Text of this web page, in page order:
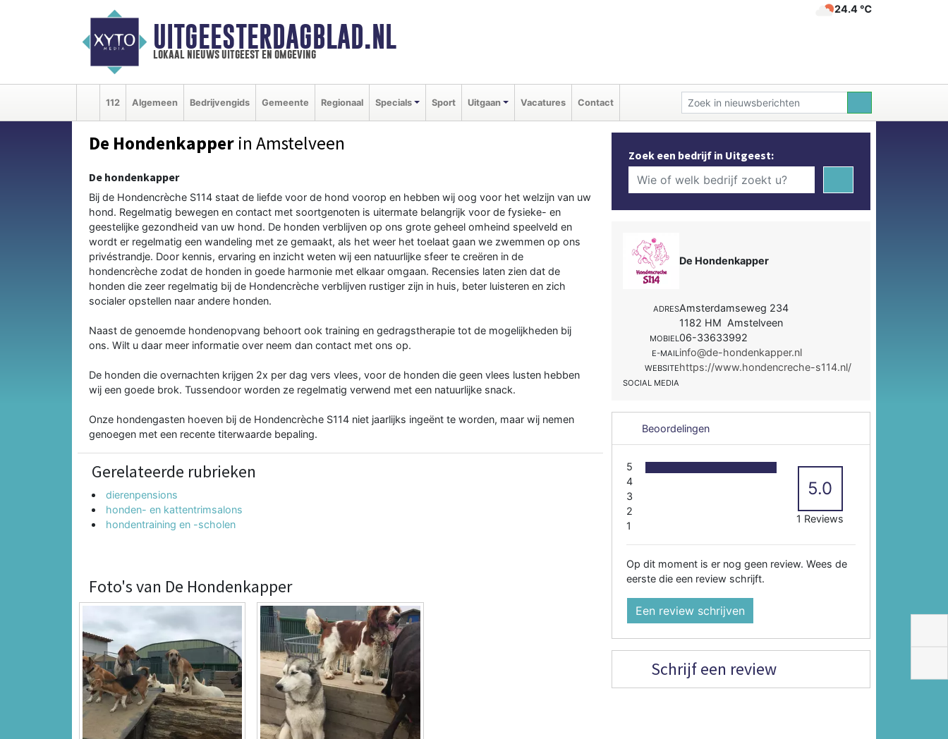
UITGEESTERDAGBLAD.NL
lokaal nieuws uitgeest en omgeving
24.4 ℃
112 Algemeen Bedrijvengids Gemeente Regionaal Specials Sport Uitgaan Vacatures Contact
De Hondenkapper in Amstelveen
De hondenkapper
Bij de Hondencrèche S114 staat de liefde voor de hond voorop en hebben wij oog voor het welzijn van uw
hond. Regelmatig bewegen en contact met soortgenoten is uitermate belangrijk voor de fysieke- en
geestelijke gezondheid van uw hond. De honden verblijven op ons grote geheel omheind speelveld en
wordt er regelmatig een wandeling met ze gemaakt, als het weer het toelaat gaan we zwemmen op ons
privéstrandje. Door kennis, ervaring en inzicht weten wij een natuurlijke sfeer te creëren in de
hondencrèche zodat de honden in goede harmonie met elkaar omgaan. Recensies laten zien dat de
honden die zeer regelmatig bij de Hondencrèche verblijven rustiger zijn in huis, beter luisteren en zich
socialer opstellen naar andere honden.
Naast de genoemde hondenopvang behoort ook training en gedragstherapie tot de mogelijkheden bij
ons. Wilt u daar meer informatie over neem dan contact met ons op.
De honden die overnachten krijgen 2x per dag vers vlees, voor de honden die geen vlees lusten hebben
wij een goede brok. Tussendoor worden ze regelmatig verwend met een natuurlijke snack.
Onze hondengasten hoeven bij de Hondencrèche S114 niet jaarlijks ingeënt te worden, maar wij nemen
genoegen met een recente titerwaarde bepaling.
Gerelateerde rubrieken
dierenpensions
honden- en kattentrimsalons
hondentraining en -scholen
Foto's van De Hondenkapper
Zoek een bedrijf in Uitgeest:
De Hondenkapper
ADRESAmsterdamseweg 234
1182 HM Amstelveen
MOBIEL06-33633992
E-MAILinfo@de-hondenkapper.nl
WEBSITEhttps://www.hondencreche-s114.nl/
SOCIAL MEDIA
Beoordelingen
5
4
3
2
1
5.0
1 Reviews
Op dit moment is er nog geen review. Wees de
eerste die een review schrijft.
Een review schrijven
Schrijf een review